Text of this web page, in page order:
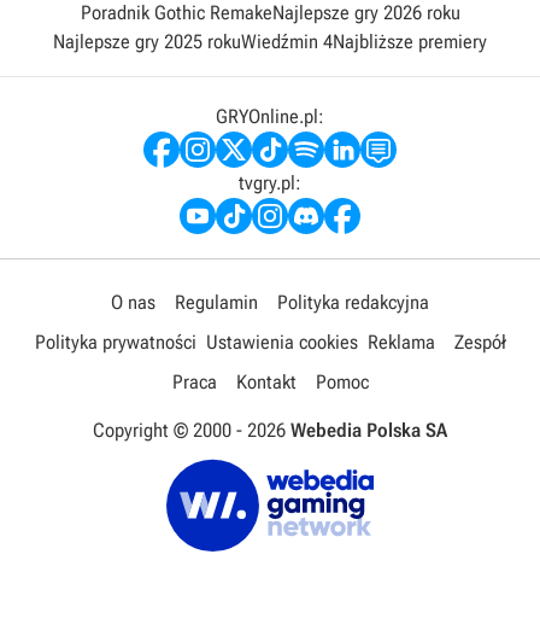
Poradnik Gothic RemakeNajlepsze gry 2026 roku
Najlepsze gry 2025 rokuWiedźmin 4Najbliższe premiery
GRYOnline.pl:
tvgry.pl:
O nas Regulamin
Polityka redakcyjna
Polityka prywatności Ustawienia cookies Reklama
Zespół
Praca
Kontakt Pomoc
Copyright © 2000 - 2026 Webedia Polska SA